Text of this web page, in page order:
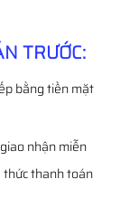
TRƯỚC:
bằng tiền mặt
nhận miễn
thức thanh toán